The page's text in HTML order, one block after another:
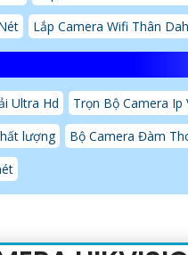
Lắp Camera Wifi Thân
Ultra Hd
Trọn Bộ Camera Ip
lượng
Bộ Camera Đàm